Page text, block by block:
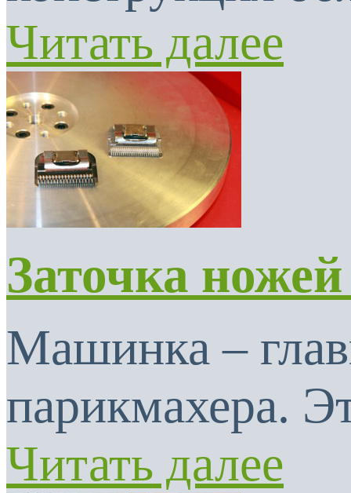
Читать далее
Заточка
Машинка –
парикмахера.
Читать далее